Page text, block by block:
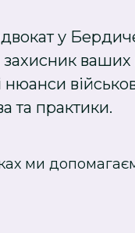
у
ваших
нюанси
та практики.
ми